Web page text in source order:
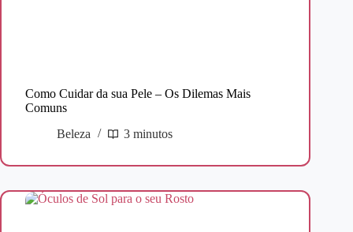
Como Cuidar da sua Pele – Os Dilemas Mais
Comuns
Beleza
3 minutos